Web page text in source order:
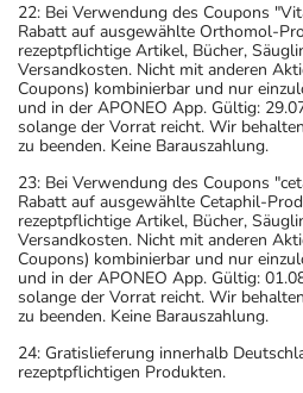
22: Bei Verwendung des Coupons
Rabatt auf ausgewählte Orthomol-
rezeptpflichtige Artikel, Bücher,
Versandkosten. Nicht mit anderen
Coupons) kombinierbar und nur
und in der APONEO App. Gültig:
solange der Vorrat reicht. Wir
zu beenden. Keine Barauszahlung.
23: Bei Verwendung des Coupons
Rabatt auf ausgewählte Cetaphil-
rezeptpflichtige Artikel, Bücher,
Versandkosten. Nicht mit anderen
Coupons) kombinierbar und nur
und in der APONEO App. Gültig:
solange der Vorrat reicht. Wir
zu beenden. Keine Barauszahlung.
24: Gratislieferung innerhalb
rezeptpflichtigen Produkten.